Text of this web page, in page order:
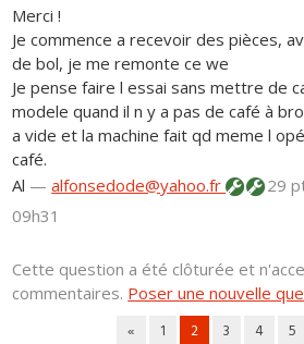
Merci !
Je commence a recevoir des pièces,
de bol, je me remonte ce we
Je pense faire l essai sans mettre de
modele quand il n y a pas de café à
a vide et la machine fait qd meme l
café.
Al —alfonsedode@yahoo.fr 29
09h31
Cette question a été clôturée et
commentaires. Poser une nouvelle
« 1 2 3 4 5